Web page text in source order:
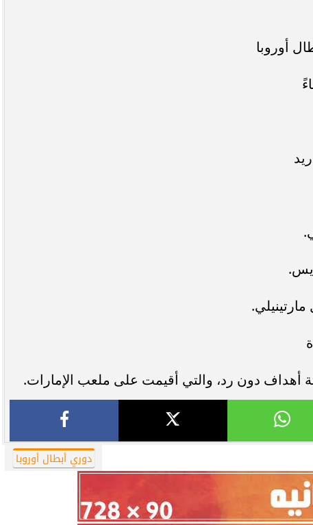
أوروبا
أهداف دون رد، والتي أقيمت على ملعب الإمارات.
دوري أبطال أوروبا